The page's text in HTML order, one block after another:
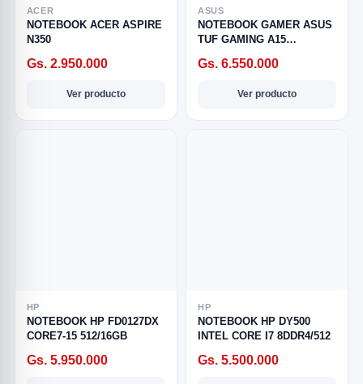
ACER
NOTEBOOK ACER ASPIRE
N350
Gs. 2.950.000
Ver producto
ASUS
NOTEBOOK GAMER ASUS
TUF GAMING A15
AMD Ryzen 7
Gs. 6.550.000
Ver producto
HP
NOTEBOOK HP FD0127DX
CORE7-15 512/16GB
Gs. 5.950.000
HP
NOTEBOOK HP DY500
INTEL CORE I7 8DDR4/512
Gs. 5.500.000